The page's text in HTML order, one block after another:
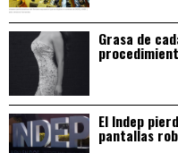
Grasa de
El Indep
pantallas